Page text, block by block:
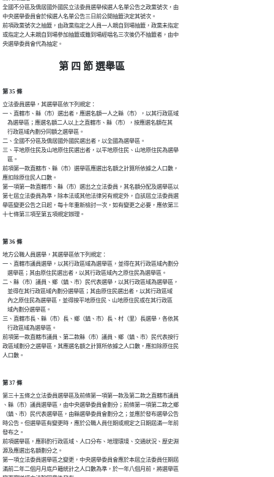
全國不分區及僑居國外國民立法委員選舉候選人名單公告之政黨號次，由
中央選舉委員會於候選人名單公告三日前公開抽籤決定其號次。
前項政黨號次之抽籤，由政黨指定之人員一人親自到場抽籤，政黨未指定
或指定之人未親自到場參加抽籤或雖到場經唱名三次後仍不抽籤者，由中
央選舉委員會代為抽定。
第 四 節 選舉區
第 35 條
立法委員選舉，其選舉區依下列規定：
一、直轄市、縣（市）選出者，應選名額一人之縣（市），以其行政區域
    為選舉區；應選名額二人以上之直轄市、縣（市），按應選名額在其
    行政區域內劃分同額之選舉區。
二、全國不分區及僑居國外國民選出者，以全國為選舉區。
三、平地原住民及山地原住民選出者，以平地原住民、山地原住民為選舉
    區。
前項第一款直轄市、縣（市）選舉區應選出名額之計算所依據之人口數，
應扣除原住民人口數。
第一項第一款直轄市、縣（市）選出之立法委員，其名額分配及選舉區以
第七屆立法委員為準，除本法或其他法律另有規定外，自該屆立法委員選
舉區變更公告之日起，每十年重新檢討一次，如有變更之必要，應依第三
十七條第三項至第五項規定辦理。
第 36 條
地方公職人員選舉，其選舉區依下列規定：
一、直轄市議員選舉，以其行政區域為選舉區，並得在其行政區域內劃分
    選舉區；其由原住民選出者，以其行政區域內之原住民為選舉區。
二、縣（市）議員、鄉（鎮、市）民代表選舉，以其行政區域為選舉區，
    並得在其行政區域內劃分選舉區；其由原住民選出者，以其行政區域
    內之原住民為選舉區，並得按平地原住民、山地原住民或在其行政區
    域內劃分選舉區。
三、直轄市長、縣（市）長、鄉（鎮、市）長、村（里）長選舉，各依其
    行政區域為選舉區。
前項第一款直轄市議員、第二款縣（市）議員、鄉（鎮、市）民代表按行
政區域劃分之選舉區，其應選名額之計算所依據之人口數，應扣除原住民
人口數。
第 37 條
第三十五條之立法委員選舉區及前條第一項第一款及第二款之直轄市議員
、縣（市）議員選舉區，由中央選舉委員會劃分；前條第一項第二款之鄉
（鎮、市）民代表選舉區，由縣選舉委員會劃分之；並應於發布選舉公告
時公告。但選舉區有變更時，應於公職人員任期或規定之日期屆滿一年前
發布之。
前項選舉區，應斟酌行政區域、人口分布、地理環境、交通狀況、歷史淵
源及應選出名額劃分之。
第一項立法委員選舉區之變更，中央選舉委員會應於本屆立法委員任期屆
滿前二年二個月月底戶籍統計之人口數為準，於一年八個月前，將選舉區